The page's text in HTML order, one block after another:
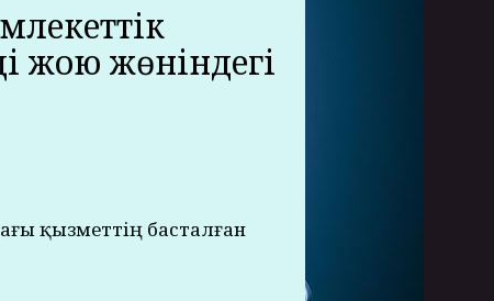
жою жөніндегі
қызметтің басталған